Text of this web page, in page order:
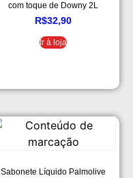
com toque de Downy 2L
R$32,90
Ir à loja
Sabonete Líquido Palmolive